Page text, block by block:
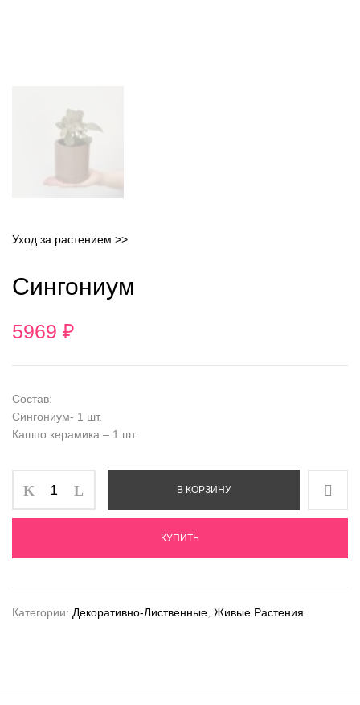
Сингониум
5969 ₽
Состав:
Сингониум- 1 шт.
Кашпо керамика – 1 шт.
Уход за растением >>
В КОРЗИНУ
КУПИТЬ
Категории: Декоративно-Лиственные, Живые Растения